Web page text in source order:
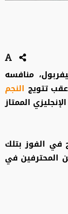
منافسه
تتويج النجم
الممتاز
الفوز بتلك
المحترفين في